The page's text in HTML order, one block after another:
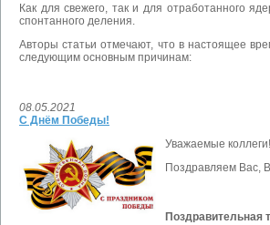
Как для свежего, так и для отработанного
спонтанного деления.
Авторы статьи отмечают, что в настоящее
следующим основным причинам:
08.05.2021
С Днём Победы!
Уважаемые коллеги!
Поздравляем Вас,
Поздравительная